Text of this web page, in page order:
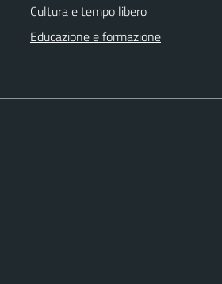
Cultura e tempo libero
Educazione e formazione